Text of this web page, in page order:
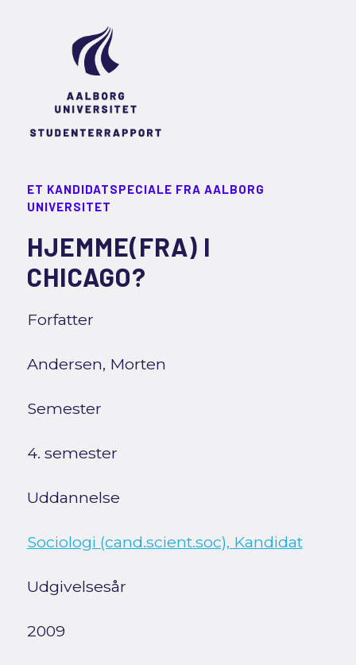
ET KANDIDATSPECIALE FRA AALBORG
UNIVERSITET
HJEMME(FRA) I
CHICAGO?
Forfatter
Andersen, Morten
Semester
4. semester
Uddannelse
Sociologi (cand.scient.soc), Kandidat
Udgivelsesår
2009